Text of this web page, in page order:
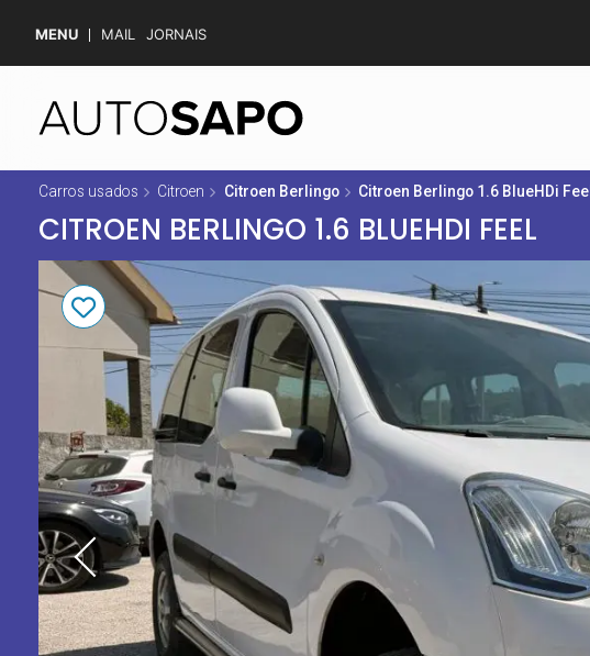
MENU MAIL JORNAIS
Carros usados Citroen Citroen Berlingo Citroen Berlingo 1.6 BlueHDi Feel
CITROEN BERLINGO 1.6 BLUEHDI FEEL